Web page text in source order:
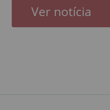
Ver notícia